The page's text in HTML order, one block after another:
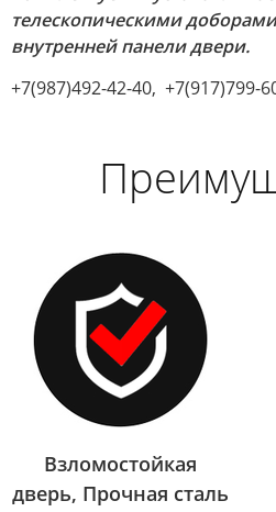
телескопическими
внутренней панели двери.
+7(987)492-42-40, +7(917)799-
Взломостойкая
дверь, Прочная сталь